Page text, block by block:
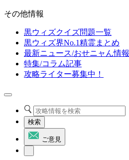
その他情報
黒ウィズクイズ問題一覧
黒ウィズ界No.1精霊まとめ
最新ニュース/おせニャん情報
特集/コラム記事
攻略ライター募集中！
検索
ご意見